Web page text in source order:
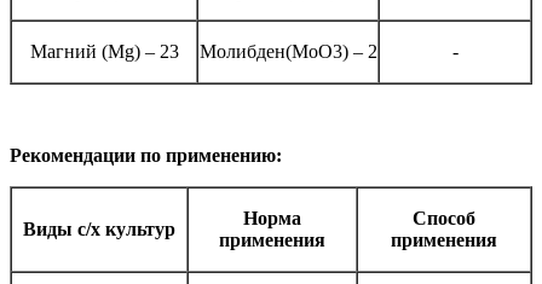
Магний (Mg) – 23 Молибден(MoO3) – 2 -
Рекомендации по применению:
Виды с/х культур
Норма
применения
Способ
применения